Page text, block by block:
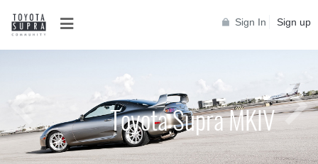
Sign In Sign up
Toyota Supra MKIV